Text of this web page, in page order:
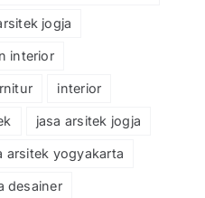
jogja
interior
interior
jasa arsitek jogja
arsitek yogyakarta
desainer